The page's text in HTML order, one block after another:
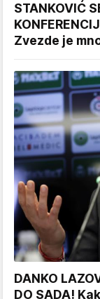
STANKOVIĆ
Zvezde je
DANKO
DO SADA!